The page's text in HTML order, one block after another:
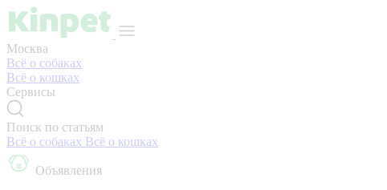
Москва
Всё о собаках
Всё о кошках
Сервисы
Поиск по статьям
Всё о собаках Всё о кошках
Объявления